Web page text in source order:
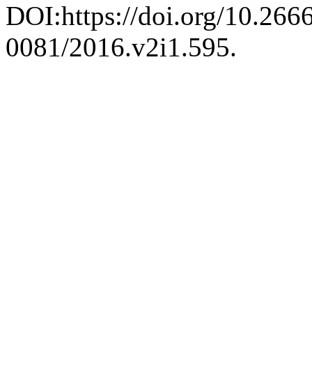
DOI:https://doi.org/
0081/2016.v2i1.595.